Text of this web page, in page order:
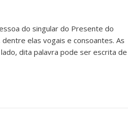
do singular do Presente do
elas vogais e consoantes. As
dita palavra pode ser escrita de